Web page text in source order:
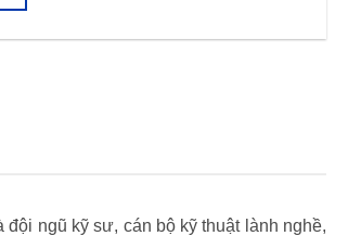
ngũ kỹ sư, cán bộ kỹ thuật lành nghề,